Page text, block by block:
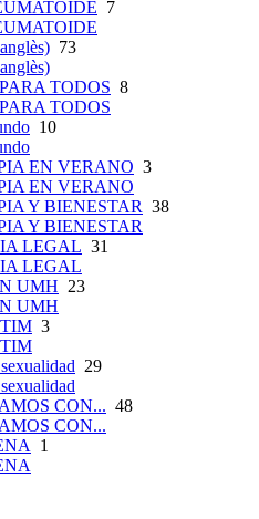
7
73
TODOS 8
TODOS
10
EN VERANO 3
EN VERANO
Y BIENESTAR 38
Y BIENESTAR
LEGAL 31
LEGAL
UMH 23
UMH
3
29
CON... 48
CON...
1